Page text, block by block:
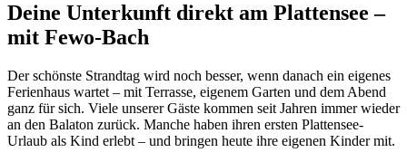
Deine Unterkunft direkt am Plattensee –
mit Fewo-Bach
Der schönste Strandtag wird noch besser, wenn danach ein eigenes
Ferienhaus wartet – mit Terrasse, eigenem Garten und dem Abend
ganz für sich. Viele unserer Gäste kommen seit Jahren immer wieder
an den Balaton zurück. Manche haben ihren ersten Plattensee-
Urlaub als Kind erlebt – und bringen heute ihre eigenen Kinder mit.